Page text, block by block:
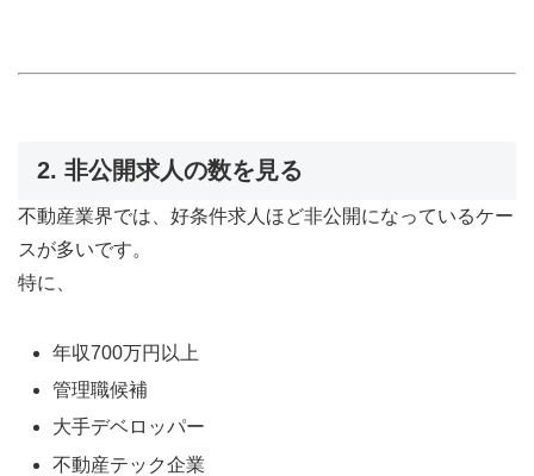
2. 非公開求人の数を見る
不動産業界では、好条件求人ほど非公開になっているケー
スが多いです。
特に、
年収700万円以上
管理職候補
大手デベロッパー
不動産テック企業